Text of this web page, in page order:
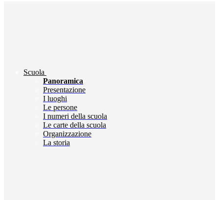
Scuola
Panoramica
Presentazione
I luoghi
Le persone
I numeri della scuola
Le carte della scuola
Organizzazione
La storia